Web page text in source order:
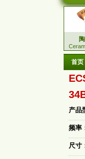
首页
产品
频率
尺寸